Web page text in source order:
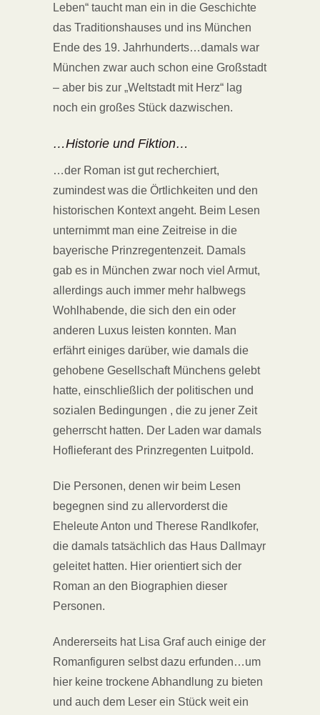
Leben“ taucht man ein in die Geschichte
das Traditionshauses und ins München
Ende des 19. Jahrhunderts…damals war
München zwar auch schon eine Großstadt
– aber bis zur „Weltstadt mit Herz“ lag
noch ein großes Stück dazwischen.
…Historie und Fiktion…
…der Roman ist gut recherchiert,
zumindest was die Örtlichkeiten und den
historischen Kontext angeht. Beim Lesen
unternimmt man eine Zeitreise in die
bayerische Prinzregentenzeit. Damals
gab es in München zwar noch viel Armut,
allerdings auch immer mehr halbwegs
Wohlhabende, die sich den ein oder
anderen Luxus leisten konnten. Man
erfährt einiges darüber, wie damals die
gehobene Gesellschaft Münchens gelebt
hatte, einschließlich der politischen und
sozialen Bedingungen , die zu jener Zeit
geherrscht hatten. Der Laden war damals
Hoflieferant des Prinzregenten Luitpold.
Die Personen, denen wir beim Lesen
begegnen sind zu allervorderst die
Eheleute Anton und Therese Randlkofer,
die damals tatsächlich das Haus Dallmayr
geleitet hatten. Hier orientiert sich der
Roman an den Biographien dieser
Personen.
Andererseits hat Lisa Graf auch einige der
Romanfiguren selbst dazu erfunden…um
hier keine trockene Abhandlung zu bieten
und auch dem Leser ein Stück weit ein